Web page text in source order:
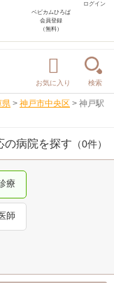
ログイン
ベビカムひろば
会員登録
（無料）
お気に入り 検索
県 > 神戸市中央区 > 神戸駅
の病院を探す （0件）
療
師